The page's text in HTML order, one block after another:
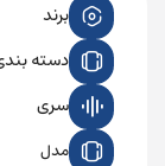
برند
دسته
سری
مدل